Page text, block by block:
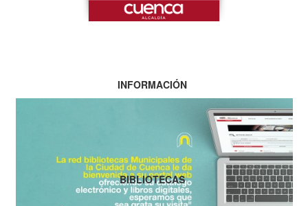
INFORMACIÓN
BIBLIOTECAS